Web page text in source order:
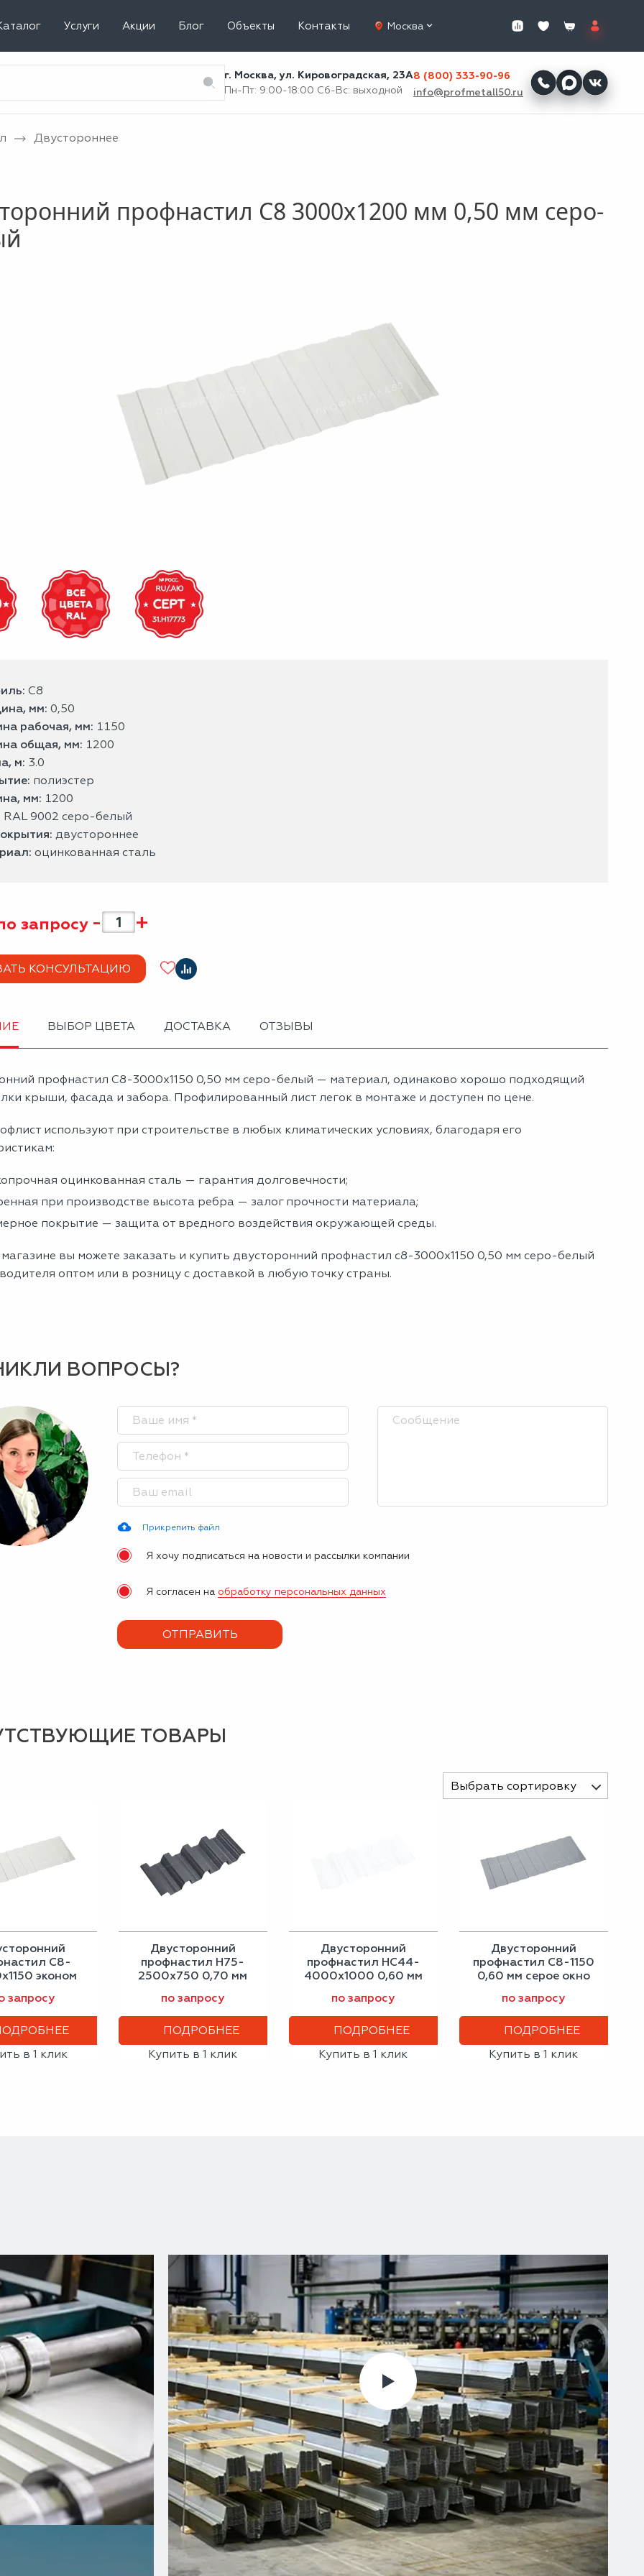
Услуги Акции Блог Объекты Контакты Москва
г. Москва, ул. Кировоградская, 23А
Пн-Пт: 9:00-18:00 Сб-Вс: выходной
8 (800) 333-90-96
info@profmetall50.ru
Двустороннее
профнастил С8 3000x1200 мм 0,50 мм серо-
С8
мм: 0,50
рабочая, мм: 1150
общая, мм: 1200
м: 3.0
полиэстер
мм: 1200
RAL 9002 серо-белый
двустороннее
оцинкованная сталь
запросу - +
КОНСУЛЬТАЦИЮ
ВЫБОР ЦВЕТА ДОСТАВКА ОТЗЫВЫ
профнастил С8-3000х1150 0,50 мм серо-белый — материал, одинаково хорошо подходящий
крыши, фасада и забора. Профилированный лист легок в монтаже и доступен по цене.
используют при строительстве в любых климатических условиях, благодаря его
оцинкованная сталь — гарантия долговечности;
при производстве высота ребра — залог прочности материала;
покрытие — защита от вредного воздействия окружающей среды.
вы можете заказать и купить двусторонний профнастил с8-3000х1150 0,50 мм серо-белый
оптом или в розницу с доставкой в любую точку страны.
ВОПРОСЫ?
Прикрепить файл
Я хочу подписаться на новости и рассылки компании
Я согласен на обработку персональных данных
ТОВАРЫ
Выбрать сортировку
С8-
эконом
запросу
в 1 клик
Двусторонний
профнастил Н75-
2500х750 0,70 мм
по запросу
ПОДРОБНЕЕ
Купить в 1 клик
Двусторонний
профнастил НС44-
4000х1000 0,60 мм
по запросу
ПОДРОБНЕЕ
Купить в 1 клик
Двусторонний
профнастил С8-1150
0,60 мм серое окно
по запросу
ПОДРОБНЕЕ
Купить в 1 клик